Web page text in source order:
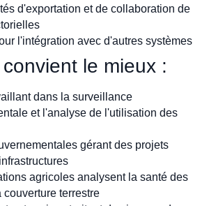
d'exportation et de collaboration de
l'intégration avec d'autres systèmes
le mieux :
dans la surveillance
et l'analyse de l'utilisation des
gérant des projets
agricoles analysent la santé des
couverture terrestre